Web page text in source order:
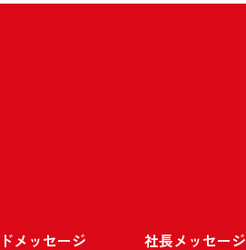
メッセージ 社長メッセージ